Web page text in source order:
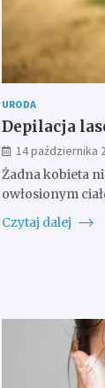
URODA
Depilacja
14 października
Żadna kobieta
owłosionym
Czytaj dalej